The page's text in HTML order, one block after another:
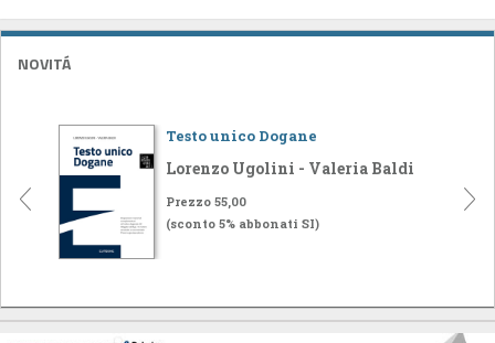
NOVITÁ
Testo unico Dogane
Lorenzo Ugolini - Valeria Baldi
Prezzo 55,00
(sconto 5% abbonati SI)